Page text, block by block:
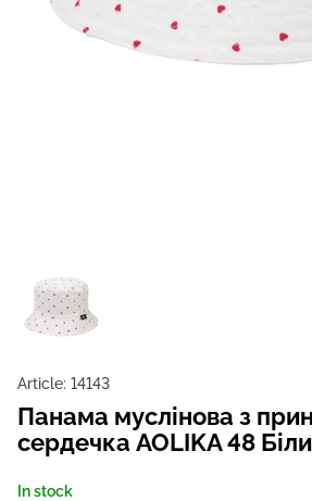
Article: 14143
Панама муслінова з
сердечка AOLIKA 48
In stock